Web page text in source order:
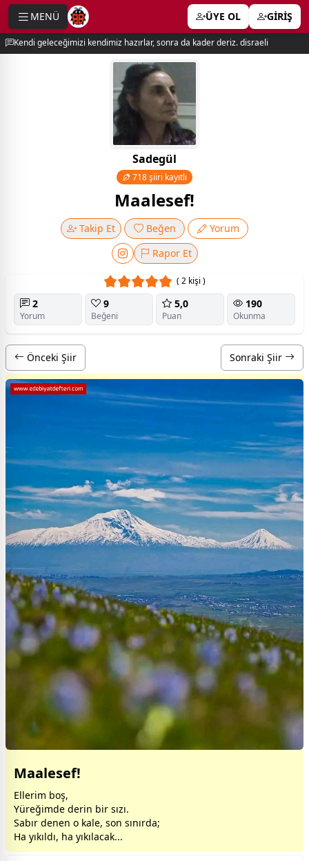
MENÜ ÜYE OL GİRİŞ
Kendi geleceğimizi kendimiz hazırlar, sonra da kader deriz. disraeli
Sadegül
718 şiiri kayıtlı
Maalesef!
Takip Et Beğen
Yorum
Rapor Et
( 2 kişi )
2
Yorum
9
Beğeni
5,0
Puan
190
Okunma
Önceki Şiir Sonraki Şiir
Maalesef!
Ellerim boş,
Yüreğimde derin bir sızı.
Sabır denen o kale, son sınırda;
Ha yıkıldı, ha yıkılacak...
menu